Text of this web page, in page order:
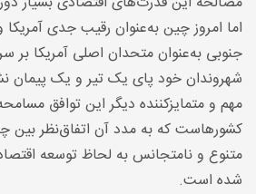
اما امروز چین به‌عنوان رقیب جدی
جنوبی به‌عنوان متحدان اصلی آمریکا بر
شهروندان خود پای یک تیر و یک پیمان
مهم و متمایزکننده دیگر این توافق
کشورهاست که به مدد آن اتفاق‌نظر بین
متنوع و نامتجانس به لحاظ توسعه
شده است.